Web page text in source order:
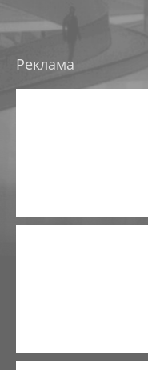
ЭСКИЗНЫЙ
ЭСКИЗНЫЙ
ЭСКИЗНЫЙ
Реклама